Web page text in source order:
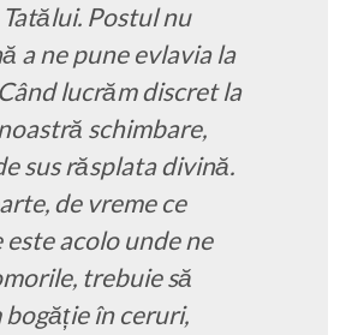
Postul nu
a ne pune evlavia la
lucrăm discret la
schimbare,
sus răsplata divină.
de vreme ce
este acolo unde ne
trebuie să
în ceruri,